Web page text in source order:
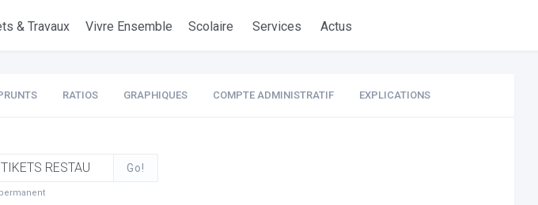
& Travaux Vivre Ensemble Scolaire Services Actus
RATIOS GRAPHIQUES COMPTE ADMINISTRATIF EXPLICATIONS
Go!